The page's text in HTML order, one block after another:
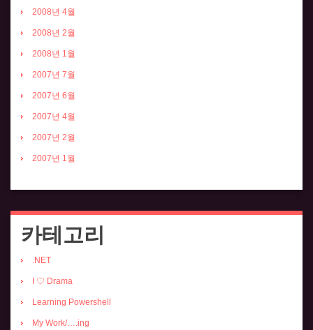
2008년 4월
2008년 2월
2008년 1월
2007년 7월
2007년 6월
2007년 4월
2007년 2월
2007년 1월
카테고리
.NET
I ♡ Drama
Learning Powershell
My Work/….ing